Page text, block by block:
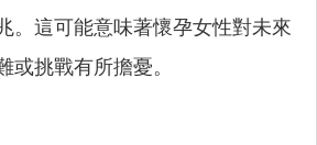
。這可能意味著懷孕女性對未來
或挑戰有所擔憂。